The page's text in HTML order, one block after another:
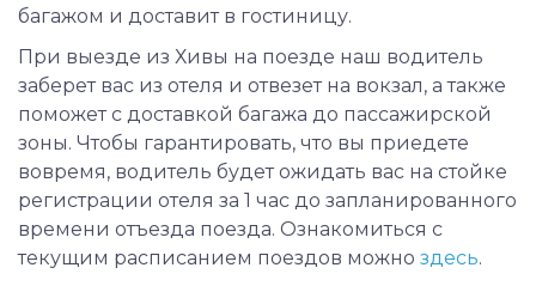
багажом и доставит в гостиницу.
При выезде из Хивы на поезде наш водитель
заберет вас из отеля и отвезет на вокзал, а также
поможет с доставкой багажа до пассажирской
зоны. Чтобы гарантировать, что вы приедете
вовремя, водитель будет ожидать вас на стойке
регистрации отеля за 1 час до запланированного
времени отъезда поезда. Ознакомиться с
текущим расписанием поездов можно здесь.